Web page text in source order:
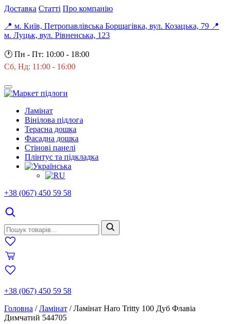
Доставка Статті Про компанію
📍 м. Київ, Петропавлівська Борщагівка, вул. Козацька, 79 📍
м. Луцьк, вул. Рівненська, 123
🕐 Пн - Пт: 10:00 - 18:00
Сб, Нд: 11:00 - 16:00
Ламінат
Вінілова підлога
Терасна дошка
Фасадна дошка
Стінові панелі
Плінтус та підкладка
+38 (067) 450 59 58
+38 (067) 450 59 58
Головна /Ламінат /Ламінат Haro Tritty 100 Дуб Флавіа
Димчатий 544705